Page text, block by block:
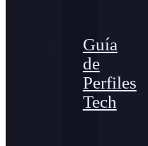
Guía
de
Perfiles
Tech